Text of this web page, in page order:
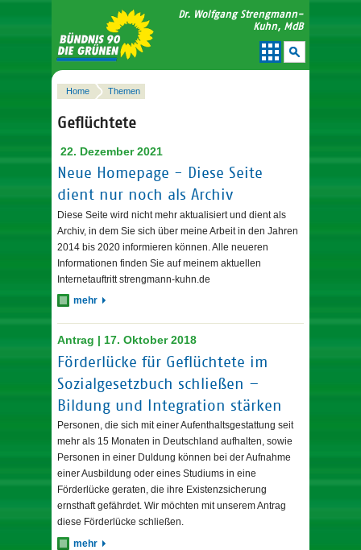
Dr. Wolfgang Strengmann-
Kuhn, MdB
Home Themen
Geflüchtete
22. Dezember 2021
Neue Homepage - Diese Seite
dient nur noch als Archiv
Diese Seite wird nicht mehr aktualisiert und dient als
Archiv, in dem Sie sich über meine Arbeit in den Jahren
2014 bis 2020 informieren können. Alle neueren
Informationen finden Sie auf meinem aktuellen
Internetauftritt strengmann-kuhn.de
mehr
Antrag | 17. Oktober 2018
Förderlücke für Geflüchtete im
Sozialgesetzbuch schließen –
Bildung und Integration stärken
Personen, die sich mit einer Aufenthaltsgestattung seit
mehr als 15 Monaten in Deutschland aufhalten, sowie
Personen in einer Duldung können bei der Aufnahme
einer Ausbildung oder eines Studiums in eine
Förderlücke geraten, die ihre Existenzsicherung
ernsthaft gefährdet. Wir möchten mit unserem Antrag
diese Förderlücke schließen.
mehr